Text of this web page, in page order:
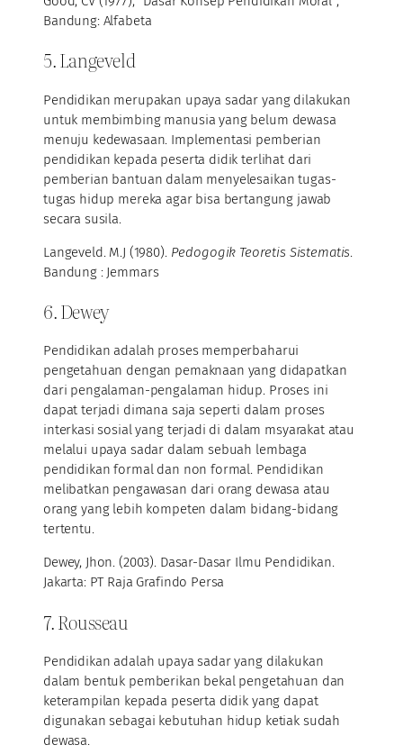
Bandung: Alfabeta
5. Langeveld
Pendidikan merupakan upaya sadar yang dilakukan
untuk membimbing manusia yang belum dewasa
menuju kedewasaan. Implementasi pemberian
pendidikan kepada peserta didik terlihat dari
pemberian bantuan dalam menyelesaikan tugas-
tugas hidup mereka agar bisa bertangung jawab
secara susila.
Langeveld. M.J (1980). Pedogogik Teoretis Sistematis.
Bandung : Jemmars
6. Dewey
Pendidikan adalah proses memperbaharui
pengetahuan dengan pemaknaan yang didapatkan
dari pengalaman-pengalaman hidup. Proses ini
dapat terjadi dimana saja seperti dalam proses
interkasi sosial yang terjadi di dalam msyarakat atau
melalui upaya sadar dalam sebuah lembaga
pendidikan formal dan non formal. Pendidikan
melibatkan pengawasan dari orang dewasa atau
orang yang lebih kompeten dalam bidang-bidang
tertentu.
Dewey, Jhon. (2003). Dasar-Dasar Ilmu Pendidikan.
Jakarta: PT Raja Grafindo Persa
7. Rousseau
Pendidikan adalah upaya sadar yang dilakukan
dalam bentuk pemberikan bekal pengetahuan dan
keterampilan kepada peserta didik yang dapat
digunakan sebagai kebutuhan hidup ketiak sudah
dewasa.